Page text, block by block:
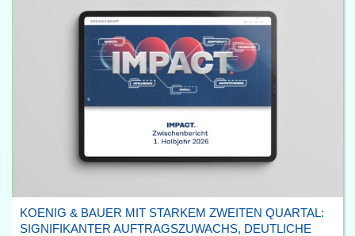
KOENIG & BAUER MIT STARKEM ZWEITEN QUARTAL:
SIGNIFIKANTER AUFTRAGSZUWACHS, DEUTLICHE